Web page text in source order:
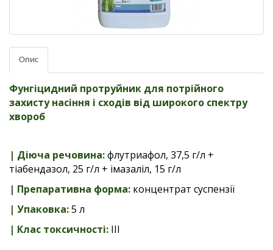
Опис
Фунгіцидний протруйник для потрійного
захисту насіння і сходів від широкого спектру
хвороб
| Діюча речовина:флутриафол, 37,5 г/л +
тіабендазол, 25 г/л + імазаліл, 15 г/л
| Препаративна форма: концентрат суспензії
| Упаковка:5 л
| Клас токсичності: ІІI